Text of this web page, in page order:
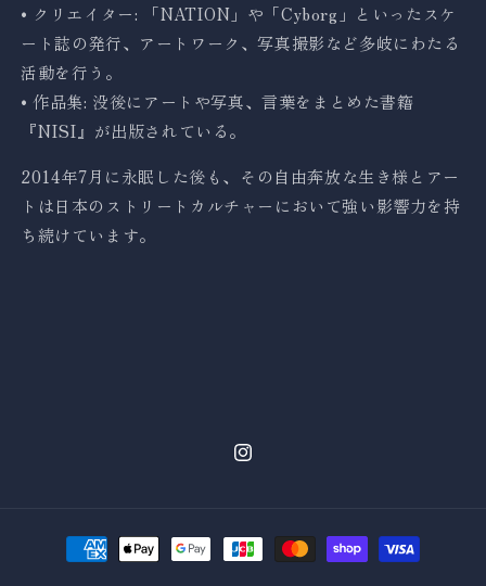
• クリエイター: 「NATION」や「Cyborg」といったスケ
ート誌の発行、アートワーク、写真撮影など多岐にわたる
活動を行う。
• 作品集: 没後にアートや写真、言葉をまとめた書籍
『NISI』が出版されている。
2014年7月に永眠した後も、その自由奔放な生き様とアー
トは日本のストリートカルチャーにおいて強い影響力を持
ち続けています。
Instagram
決
済